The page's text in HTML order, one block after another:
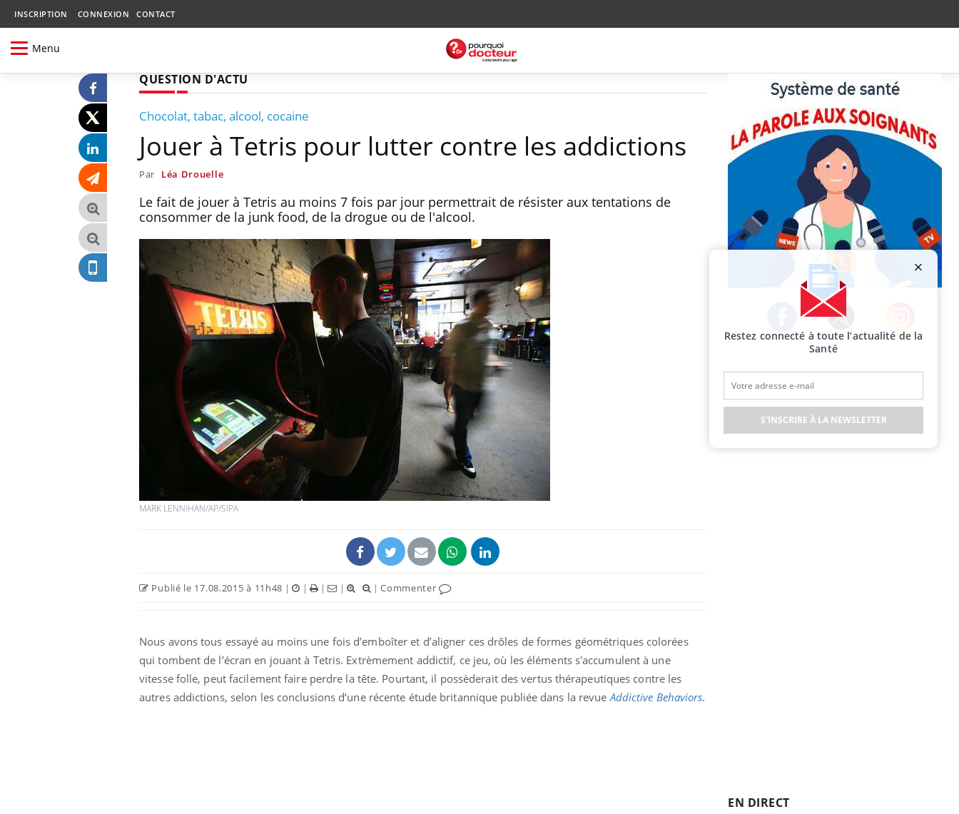
INSCRIPTION CONNEXION CONTACT
Menu
QUESTION D'ACTU
Chocolat, tabac, alcool, cocaine
Jouer à Tetris pour lutter contre les addictions
Par Léa Drouelle
Le fait de jouer à Tetris au moins 7 fois par jour permettrait de résister aux tentations de
consommer de la junk food, de la drogue ou de l'alcool.
MARK LENNIHAN/AP/SIPA
Publié le 17.08.2015 à 11h48 | | | | |Commenter
Nous avons tous essayé au moins une fois d’emboîter et d’aligner ces drôles de formes géométriques colorées
qui tombent de l’écran en jouant à Tetris. Extrèmement addictif, ce jeu, où les éléments s'accumulent à une
vitesse folle, peut facilement faire perdre la tête. Pourtant, il possèderait des vertus thérapeutiques contre les
autres addictions, selon les conclusions d’une récente étude britannique publiée dans la revue Addictive Behaviors.
Facebook Twitter Instagram
EN DIRECT
Restez connecté à toute l’actualité de la
Santé
S'INSCRIRE À LA NEWSLETTER